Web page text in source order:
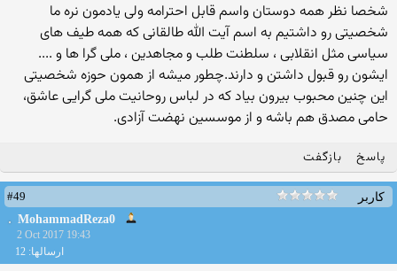
شخصا نظر همه دوستان واسم قابل احترامه ولی یادمون نره ما
شخصیتی رو داشتیم به اسم آیت الله طالقانی که همه طیف های
سیاسی مثل انقلابی ، سلطنت طلب و مجاهدین ، ملی گرا ها و ....
ایشون رو قبول داشتن و دارند.چطور میشه از همون حوزه شخصیتی
این چنین محبوب بیرون بیاد که در لباس روحانیت ملی گرایی عاشق،
حامی مصدق هم باشه و از موسسین نهضت آزادی.
پاسخ بازگفت
کاربر
#49
MohammadReza0
2 Oct 2017 19:43
ارسالها: 12